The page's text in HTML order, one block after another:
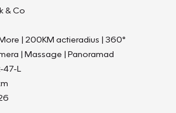
& Co
| 200KM actieradius | 360°
| Massage | Panoramad
47-L